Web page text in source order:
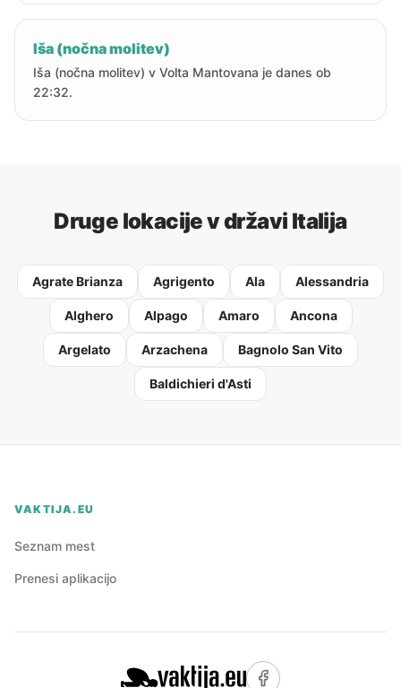
Iša (nočna molitev)
Iša (nočna molitev) v Volta Mantovana je danes ob
22:32.
Druge lokacije v državi Italija
Agrate Brianza Agrigento Ala Alessandria
Alghero Alpago Amaro Ancona
Argelato Arzachena Bagnolo San Vito
Baldichieri d'Asti
VAKTIJA.EU
Seznam mest
Prenesi aplikacijo